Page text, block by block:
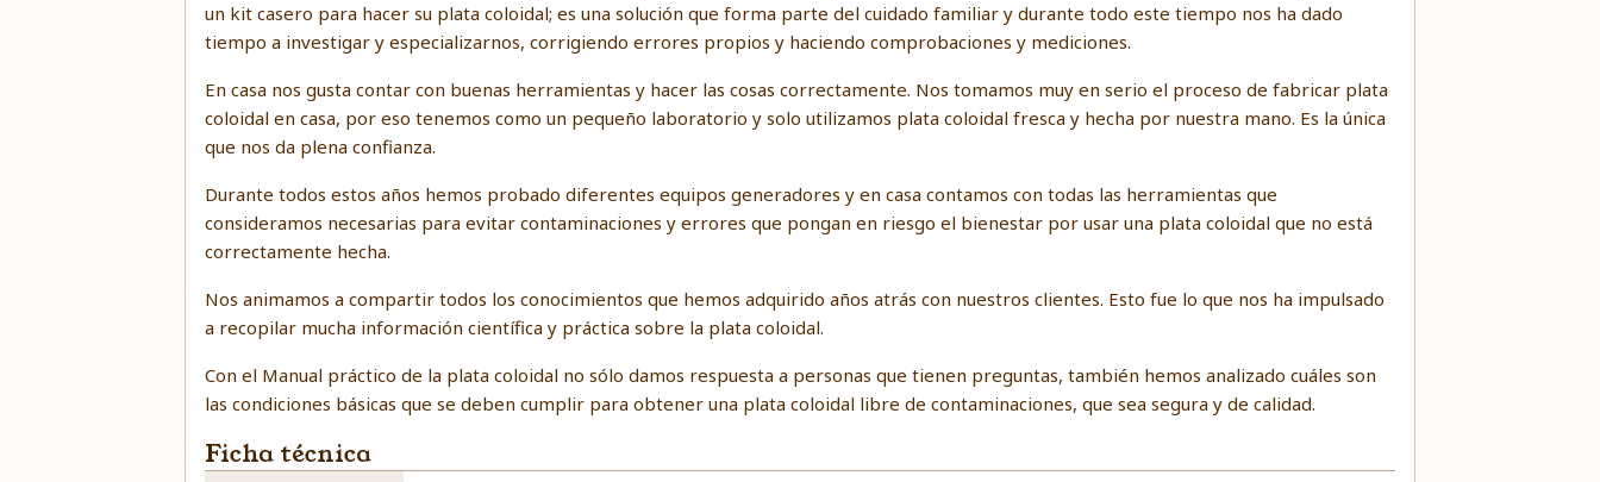
un kit casero para hacer su plata coloidal; es una solución que forma parte del cuidado familiar y durante todo este tiempo nos ha dado
tiempo a investigar y especializarnos, corrigiendo errores propios y haciendo comprobaciones y mediciones.
En casa nos gusta contar con buenas herramientas y hacer las cosas correctamente. Nos tomamos muy en serio el proceso de fabricar plata
coloidal en casa, por eso tenemos como un pequeño laboratorio y solo utilizamos plata coloidal fresca y hecha por nuestra mano. Es la única
que nos da plena confianza.
Durante todos estos años hemos probado diferentes equipos generadores y en casa contamos con todas las herramientas que
consideramos necesarias para evitar contaminaciones y errores que pongan en riesgo el bienestar por usar una plata coloidal que no está
correctamente hecha.
Nos animamos a compartir todos los conocimientos que hemos adquirido años atrás con nuestros clientes. Esto fue lo que nos ha impulsado
a recopilar mucha información científica y práctica sobre la plata coloidal.
Con el Manual práctico de la plata coloidal no sólo damos respuesta a personas que tienen preguntas, también hemos analizado cuáles son
las condiciones básicas que se deben cumplir para obtener una plata coloidal libre de contaminaciones, que sea segura y de calidad.
Ficha técnica